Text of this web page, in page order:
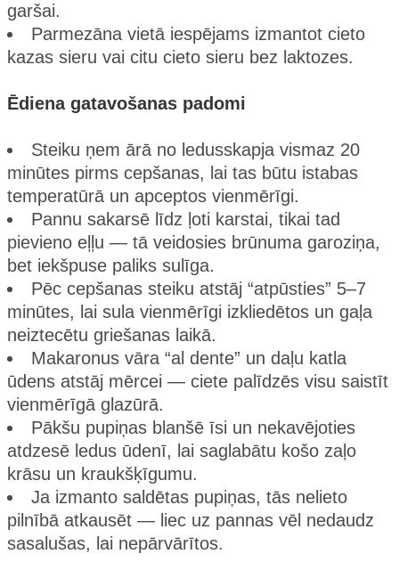
garšai.
Parmezāna vietā iespējams izmantot cieto
kazas sieru vai citu cieto sieru bez laktozes.
Ēdiena gatavošanas padomi
Steiku ņem ārā no ledusskapja vismaz 20
minūtes pirms cepšanas, lai tas būtu istabas
temperatūrā un apceptos vienmērīgi.
Pannu sakarsē līdz ļoti karstai, tikai tad
pievieno eļļu — tā veidosies brūnuma garoziņa,
bet iekšpuse paliks sulīga.
Pēc cepšanas steiku atstāj “atpūsties” 5–7
minūtes, lai sula vienmērīgi izkliedētos un gaļa
neiztecētu griešanas laikā.
Makaronus vāra “al dente” un daļu katla
ūdens atstāj mērcei — ciete palīdzēs visu saistīt
vienmērīgā glazūrā.
Pākšu pupiņas blanšē īsi un nekavējoties
atdzesē ledus ūdenī, lai saglabātu košo zaļo
krāsu un kraukšķīgumu.
Ja izmanto saldētas pupiņas, tās nelieto
pilnībā atkausēt — liec uz pannas vēl nedaudz
sasalušas, lai nepārvārītos.